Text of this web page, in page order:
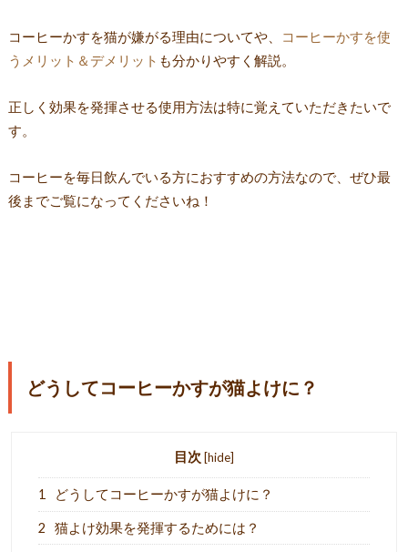
コーヒーかすを猫が嫌がる理由についてや、
コーヒーかすを使
うメリット＆デメリット も分かりやすく解説。
正しく効果を発揮させる使用方法は特に覚えていただきたいで
す。
コーヒーを毎日飲んでいる方におすすめの方法なので、ぜひ最
後までご覧になってくださいね！
どうしてコーヒーかすが猫よけに？
目次 [hide]
1 どうしてコーヒーかすが猫よけに？
2 猫よけ効果を発揮するためには？